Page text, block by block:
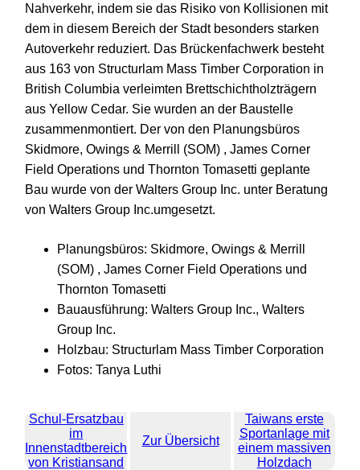
Nahverkehr, indem sie das Risiko von Kollisionen mit
dem in diesem Bereich der Stadt besonders starken
Autoverkehr reduziert. Das Brückenfachwerk besteht
aus 163 von Structurlam Mass Timber Corporation in
British Columbia verleimten Brettschichtholzträgern
aus Yellow Cedar. Sie wurden an der Baustelle
zusammenmontiert. Der von den Planungsbüros
Skidmore, Owings & Merrill (SOM) , James Corner
Field Operations und Thornton Tomasetti geplante
Bau wurde von der Walters Group Inc. unter Beratung
von Walters Group Inc.umgesetzt.
Planungsbüros: Skidmore, Owings & Merrill
(SOM) , James Corner Field Operations und
Thornton Tomasetti
Bauausführung: Walters Group Inc., Walters
Group Inc.
Holzbau: Structurlam Mass Timber Corporation
Fotos: Tanya Luthi
Schul-Ersatzbau
im
Innenstadtbereich
von Kristiansand
Zur Übersicht
Taiwans erste
Sportanlage mit
einem massiven
Holzdach